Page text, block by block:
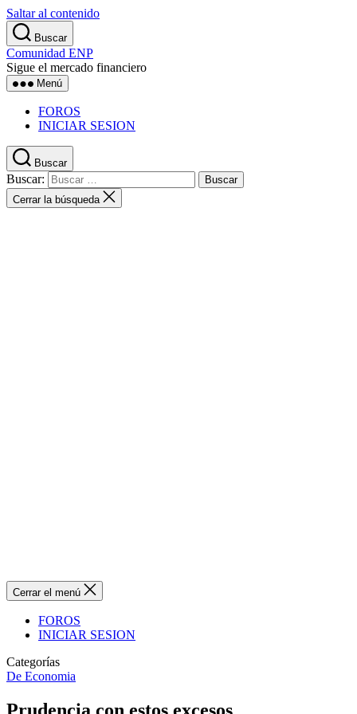
Saltar al contenido
Buscar
Comunidad ENP
Sigue el mercado financiero
Menú
FOROS
INICIAR SESION
Buscar
Buscar:
Cerrar la búsqueda
Cerrar el menú
FOROS
INICIAR SESION
Categorías
De Economia